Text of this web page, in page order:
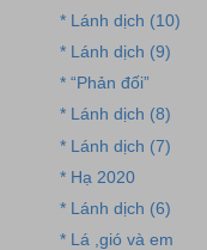
* Lánh dịch (10)
* Lánh dịch (9)
* “Phản đối”
* Lánh dịch (8)
* Lánh dịch (7)
* Hạ 2020
* Lánh dịch (6)
* Lá ,gió và em